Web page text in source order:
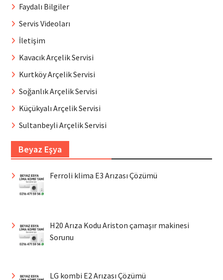
Faydalı Bilgiler
Servis Videoları
İletişim
Kavacık Arçelik Servisi
Kurtköy Arçelik Servisi
Soğanlık Arçelik Servisi
Küçükyalı Arçelik Servisi
Sultanbeyli Arçelik Servisi
Beyaz Eşya
Ferroli klima E3 Arızası Çözümü
H20 Arıza Kodu Ariston çamaşır makinesi
Sorunu
LG kombi E2 Arızası Çözümü